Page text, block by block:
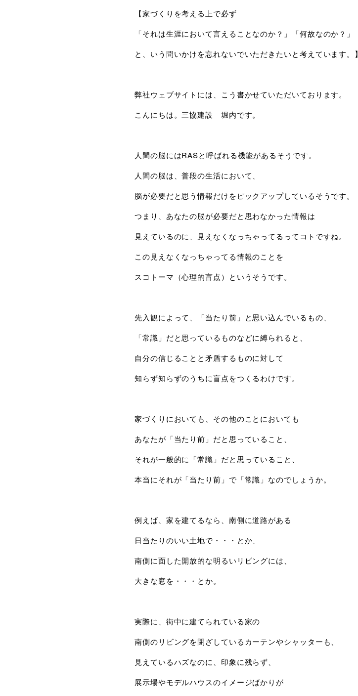
【家づくりを考える上で必ず
「それは生涯において言えることなのか？」「何故なのか？」
と、いう問いかけを忘れないでいただきたいと考えています。】
弊社ウェブサイトには、こう書かせていただいております。
こんにちは。三協建設 堀内です。
人間の脳にはRASと呼ばれる機能があるそうです。
人間の脳は、普段の生活において、
脳が必要だと思う情報だけをピックアップしているそうです。
つまり、あなたの脳が必要だと思わなかった情報は
見えているのに、見えなくなっちゃってるってコトですね。
この見えなくなっちゃってる情報のことを
スコトーマ（心理的盲点）というそうです。
先入観によって、「当たり前」と思い込んでいるもの、
「常識」だと思っているものなどに縛られると、
自分の信じることと矛盾するものに対して
知らず知らずのうちに盲点をつくるわけです。
家づくりにおいても、その他のことにおいても
あなたが「当たり前」だと思っていること、
それが一般的に「常識」だと思っていること、
本当にそれが「当たり前」で「常識」なのでしょうか。
例えば、家を建てるなら、南側に道路がある
日当たりのいい土地で・・・とか、
南側に面した開放的な明るいリビングには、
大きな窓を・・・とか。
実際に、街中に建てられている家の
南側のリビングを閉ざしているカーテンやシャッターも、
見えているハズなのに、印象に残らず、
展示場やモデルハウスのイメージばかりが